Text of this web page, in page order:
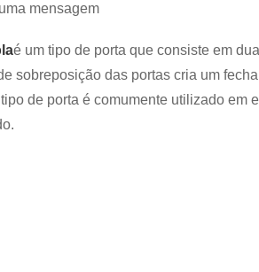
mensagem
é um tipo de porta que consiste em
sobreposição das portas cria um
de porta é comumente utilizado